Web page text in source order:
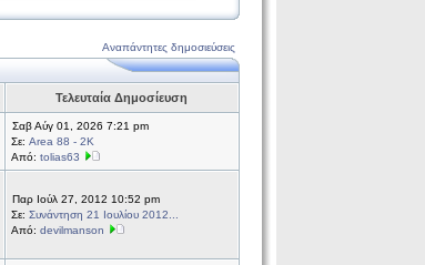
Αναπάντητες δημοσιεύσεις
Τελευταία Δημοσίευση
Σαβ Αύγ 01, 2026 7:21 pm
Σε: Area 88 - 2K
Από: tolias63
Παρ Ιούλ 27, 2012 10:52 pm
Σε: Συνάντηση 21 Ιουλίου 2012...
Από: devilmanson